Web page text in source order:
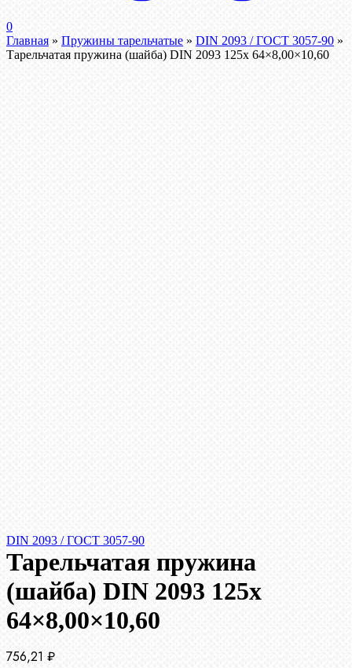
0
Главная » Пружины тарельчатые » DIN 2093 / ГОСТ 3057-90 »
Тарельчатая пружина (шайба) DIN 2093 125x 64×8,00×10,60
DIN 2093 / ГОСТ 3057-90
Тарельчатая пружина
(шайба) DIN 2093 125x
64×8,00×10,60
756,21 ₽